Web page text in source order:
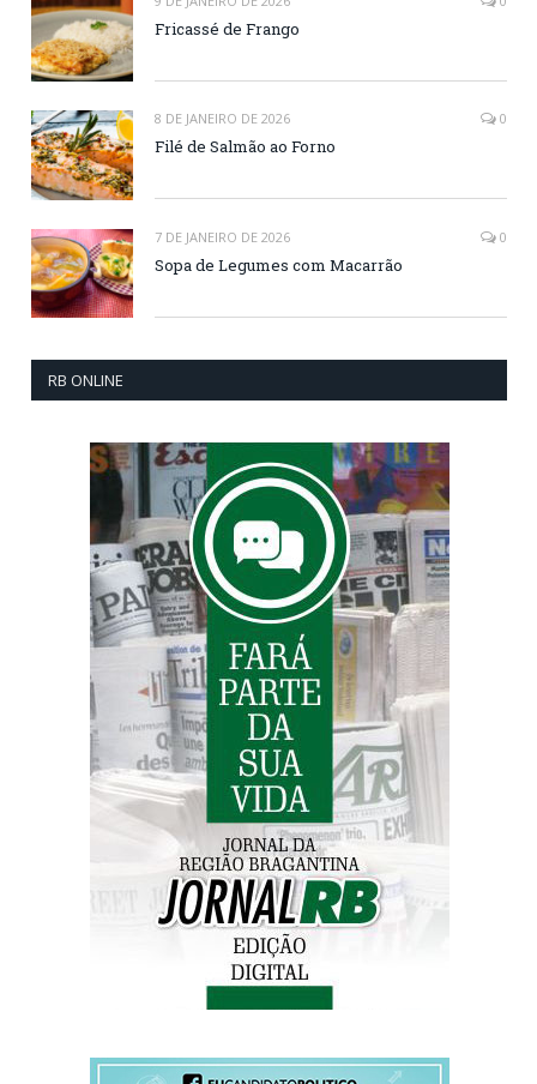
Fricassé de Frango
8 DE JANEIRO DE 2026 0
Filé de Salmão ao Forno
7 DE JANEIRO DE 2026 0
Sopa de Legumes com Macarrão
RB ONLINE